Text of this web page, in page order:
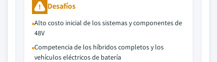
Desafíos
Alto costo inicial de los sistemas y componentes de
48V
Competencia de los híbridos completos y los
vehículos eléctricos de batería